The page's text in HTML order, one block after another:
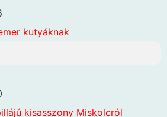
kutyáknak
kisasszony Miskolcról